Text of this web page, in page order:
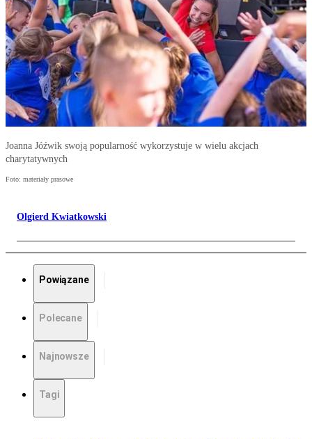
Joanna Jóźwik swoją popularność wykorzystuje w wielu akcjach
charytatywnych
Foto: materiały prasowe
Olgierd Kwiatkowski
Powiązane
Polecane
Najnowsze
Tagi